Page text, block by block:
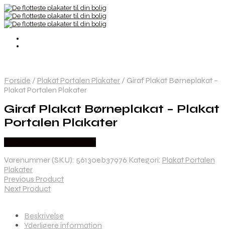
Forside / Plakat Portalen Plakater / Giraf Plakat Børneplakat –
Plakat Portalen Plakater
Giraf Plakat Børneplakat – Plakat
Portalen Plakater
Varenummer (SKU): 56130eb37976 Kategori: Plakat Portalen
Plakater
Previous Product
Next Product
Beskrivelse
Yderligere information